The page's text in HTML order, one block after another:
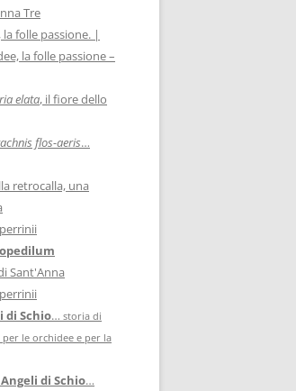
Tre
folle passione. |
la folle passione –
elata, il fiore dello
flos-aeris…
retrocalla, una
Sant'Anna
di Schio… storia di
le orchidee e per la
di Schio…